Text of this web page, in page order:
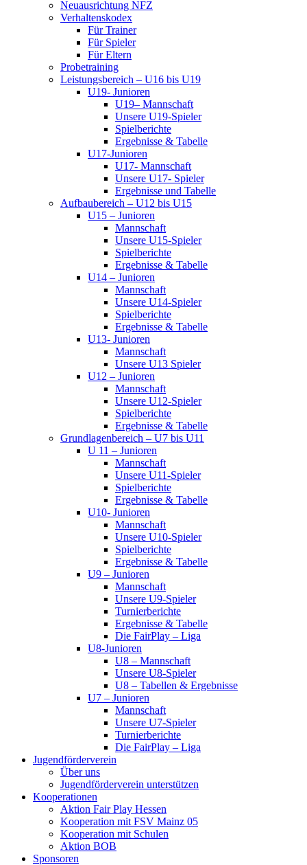
Neuausrichtung NFZ
Verhaltenskodex
Für Trainer
Für Spieler
Für Eltern
Probetraining
Leistungsbereich – U16 bis U19
U19- Junioren
U19– Mannschaft
Unsere U19-Spieler
Spielberichte
Ergebnisse & Tabelle
U17-Junioren
U17- Mannschaft
Unsere U17- Spieler
Ergebnisse und Tabelle
Aufbaubereich – U12 bis U15
U15 – Junioren
Mannschaft
Unsere U15-Spieler
Spielberichte
Ergebnisse & Tabelle
U14 – Junioren
Mannschaft
Unsere U14-Spieler
Spielberichte
Ergebnisse & Tabelle
U13- Junioren
Mannschaft
Unsere U13 Spieler
U12 – Junioren
Mannschaft
Unsere U12-Spieler
Spielberichte
Ergebnisse & Tabelle
Grundlagenbereich – U7 bis U11
U 11 – Junioren
Mannschaft
Unsere U11-Spieler
Spielberichte
Ergebnisse & Tabelle
U10- Junioren
Mannschaft
Unsere U10-Spieler
Spielberichte
Ergebnisse & Tabelle
U9 – Junioren
Mannschaft
Unsere U9-Spieler
Turnierberichte
Ergebnisse & Tabelle
Die FairPlay – Liga
U8-Junioren
U8 – Mannschaft
Unsere U8-Spieler
U8 – Tabellen & Ergebnisse
U7 – Junioren
Mannschaft
Unsere U7-Spieler
Turnierberichte
Die FairPlay – Liga
Jugendförderverein
Über uns
Jugendförderverein unterstützen
Kooperationen
Aktion Fair Play Hessen
Kooperation mit FSV Mainz 05
Kooperation mit Schulen
Aktion BOB
Sponsoren